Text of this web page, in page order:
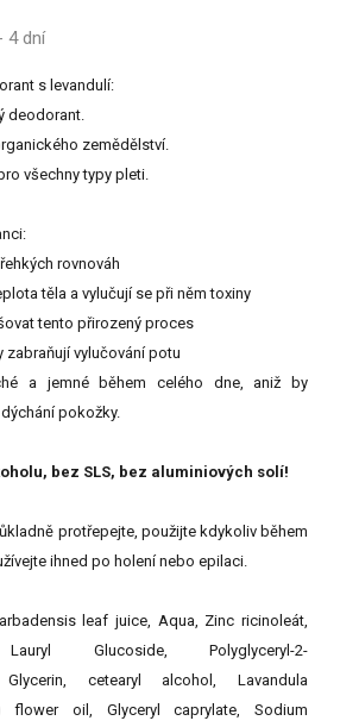
4 dní
s levandulí:
deodorant.
zemědělství.
všechny typy pleti.
rovnováh
těla a vylučují se při něm toxiny
tento přirozený proces
zabraňují vylučování potu
a jemné během celého dne, aniž by
pokožky.
bez SLS, bez aluminiových solí!
protřepejte, použijte kdykoliv během
ihned po holení nebo epilaci.
leaf juice, Aqua, Zinc ricinoleát,
Glucoside, Polyglyceryl-2-
Glycerin, cetearyl alcohol, Lavandula
flower oil, Glyceryl caprylate, Sodium